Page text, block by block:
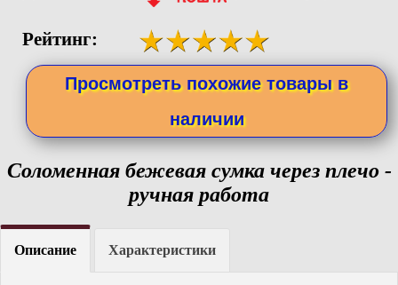
Рейтинг:
Просмотреть похожие товары в
наличии
Соломенная бежевая сумка через плечо -
ручная работа
Описание Характеристики